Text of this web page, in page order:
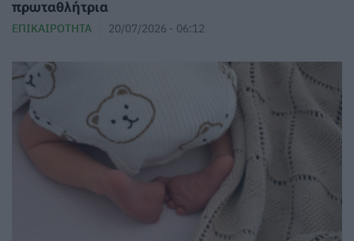
πρωταθλήτρια
ΕΠΙΚΑΙΡΌΤΗΤΑ 20/07/2026 - 06:12